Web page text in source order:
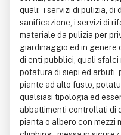
quali: - i servizi di pulizia,
sanificazione, i servizi di
materiale da pulizia per
giardinaggio ed in genere
di enti pubblici, quali sfalci
potatura di siepi ed arbuti,
piante ad alto fusto,
qualsiasi tipologia ed
abbattimenti controllati di
pianta o albero con mezzi